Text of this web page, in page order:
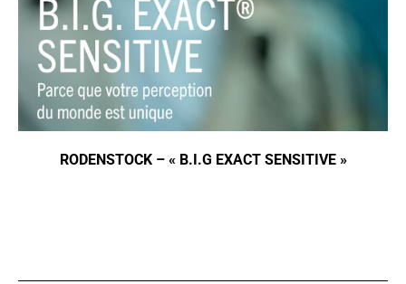
RODENSTOCK – « B.I.G EXACT SENSITIVE »